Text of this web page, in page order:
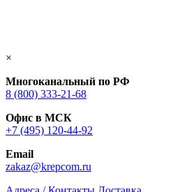
×
Многоканальный по РФ
8 (800) 333‑21-68
Офис в МСК
+7 (495) 120-44-92
Email
zakaz@krepcom.ru